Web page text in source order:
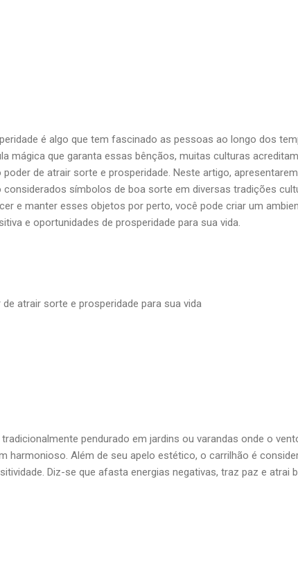
é algo que tem fascinado as pessoas ao longo dos
mágica que garanta essas bênçãos, muitas culturas
de atrair sorte e prosperidade. Neste artigo,
símbolos de boa sorte em diversas tradições
e manter esses objetos por perto, você pode criar um
e oportunidades de prosperidade para sua vida.
atrair sorte e prosperidade para sua vida
pendurado em jardins ou varandas onde o
harmonioso. Além de seu apelo estético, o carrilhão é
Diz-se que afasta energias negativas, traz paz e atrai